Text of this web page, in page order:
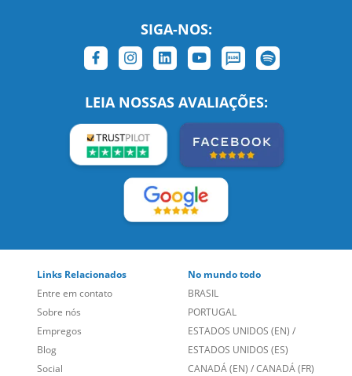
SIGA-NOS:
LEIA NOSSAS AVALIAÇÕES:
Links Relacionados
Entre em contato
Sobre nós
Empregos
Blog
Social
No mundo todo
BRASIL
PORTUGAL
ESTADOS UNIDOS (EN) /
ESTADOS UNIDOS (ES)
CANADÁ (EN) /CANADÁ (FR)